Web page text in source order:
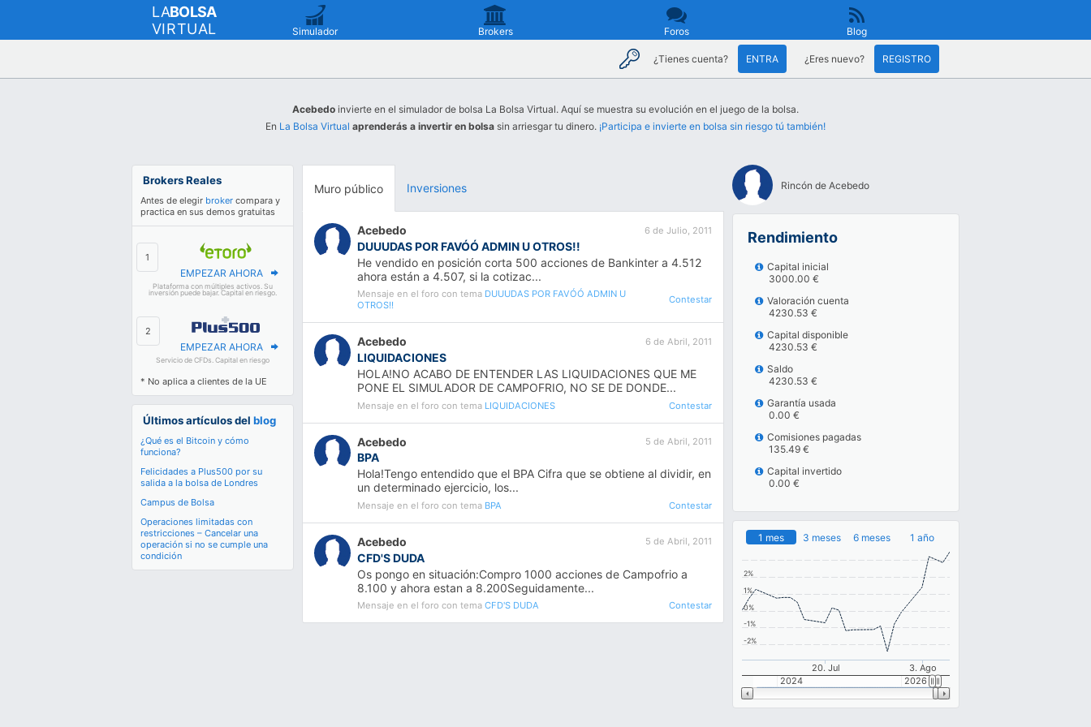
LABOLSA
VIRTUAL
Simulador Brokers Foros Blog
¿Tienes cuenta? ENTRA ¿Eres nuevo? REGISTRO
Acebedo invierte en el simulador de bolsa La Bolsa Virtual. Aquí se muestra su evolución en el juego de la bolsa.
En La Bolsa Virtual aprenderás a invertir en bolsa sin arriesgar tu dinero. ¡Participa e invierte en bolsa sin riesgo tú también!
Brokers Reales
Antes de elegir broker compara y
practica en sus demos gratuitas
EMPEZAR AHORA
Plataforma con múltiples activos. Su
inversión puede bajar. Capital en riesgo.
EMPEZAR AHORA
Servicio de CFDs. Capital en riesgo
* No aplica a clientes de la UE
Últimos artículos delblog
¿Qué es el Bitcoin y cómo
funciona?
Felicidades a Plus500 por su
salida a la bolsa de Londres
Campus de Bolsa
Operaciones limitadas con
restricciones – Cancelar una
operación si no se cumple una
condición
Muro público Inversiones
Acebedo 6 de Julio, 2011
DUUUDAS POR FAVÓÓ ADMIN U OTROS!!
He vendido en posición corta 500 acciones de Bankinter a 4.512
ahora están a 4.507, si la cotizac...
Mensaje en el foro con tema DUUUDAS POR FAVÓÓ ADMIN U
OTROS!!
Contestar
Acebedo 6 de Abril, 2011
LIQUIDACIONES
HOLA!NO ACABO DE ENTENDER LAS LIQUIDACIONES QUE ME
PONE EL SIMULADOR DE CAMPOFRIO, NO SE DE DONDE...
Mensaje en el foro con tema LIQUIDACIONES Contestar
Acebedo 5 de Abril, 2011
BPA
Hola!Tengo entendido que el BPA Cifra que se obtiene al dividir, en
un determinado ejercicio, los...
Mensaje en el foro con tema BPA Contestar
Acebedo 5 de Abril, 2011
CFD'S DUDA
Os pongo en situación:Compro 1000 acciones de Campofrio a
8.100 y ahora estan a 8.200Seguidamente...
Mensaje en el foro con temaCFD'S DUDA Contestar
Rincón de Acebedo
Rendimiento
Capital inicial
3000.00 €
Valoración cuenta
4230.53 €
Capital disponible
4230.53 €
Saldo
4230.53 €
Garantía usada
0.00 €
Comisiones pagadas
135.49 €
Capital invertido
0.00 €
20. Jul 3. Ago
-2%
-1%
0%
1%
2%
2024 2026
1 mes 3 meses 6 meses 1 año